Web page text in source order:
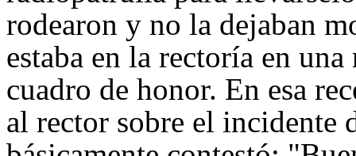
rodearon y no la dejaban
estaba en la rectoría en
cuadro de honor. En esa
al rector sobre el incidente